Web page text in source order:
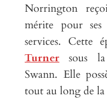
Norrington
mérite pour
services. Cette
Turner sous
Swann. Elle
tout au long de